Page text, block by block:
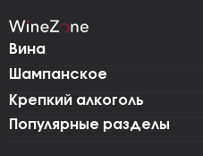
Вина
Шампанское
Крепкий алкоголь
Популярные разделы